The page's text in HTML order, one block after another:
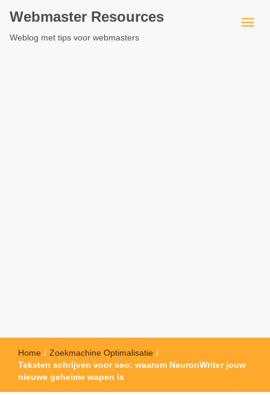
Webmaster Resources
Weblog met tips voor webmasters
Home / Zoekmachine Optimalisatie /
Teksten schrijven voor seo: waarom NeuronWriter jouw
nieuwe geheime wapen is